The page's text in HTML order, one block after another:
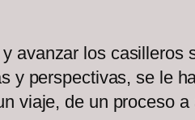
avanzar los casilleros
y perspectivas, se le
viaje, de un proceso a